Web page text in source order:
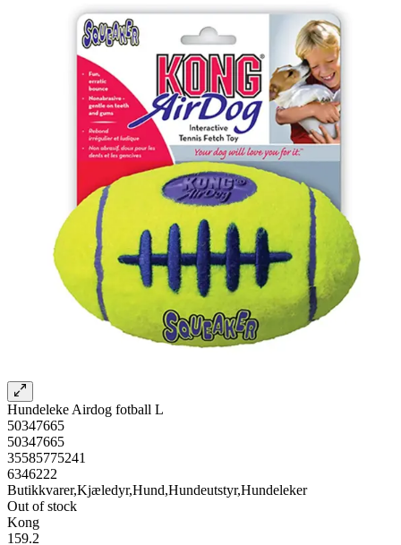
Hundeleke Airdog fotball L
50347665
50347665
35585775241
6346222
Butikkvarer,Kjæledyr,Hund,Hundeutstyr,Hundeleker
Out of stock
Kong
159.2